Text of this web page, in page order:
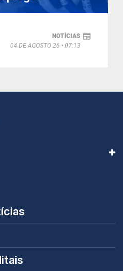
NOTÍCIAS
04 DE AGOSTO 26
07:13